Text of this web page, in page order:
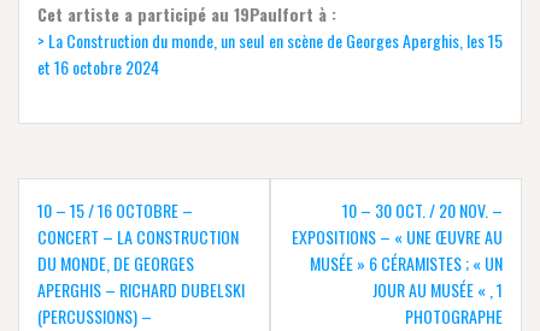
Cet artiste a participé au 19Paulfort à :
> La Construction du monde, un seul en scène de Georges Aperghis, les 15
et 16 octobre 2024
Navigation
de
l’article
10 – 15 / 16 OCTOBRE –
CONCERT – LA CONSTRUCTION
DU MONDE, DE GEORGES
APERGHIS – RICHARD DUBELSKI
(PERCUSSIONS) –
10 – 30 OCT. / 20 NOV. –
EXPOSITIONS – « UNE ŒUVRE AU
MUSÉE » 6 CÉRAMISTES ; « UN
JOUR AU MUSÉE « , 1
PHOTOGRAPHE